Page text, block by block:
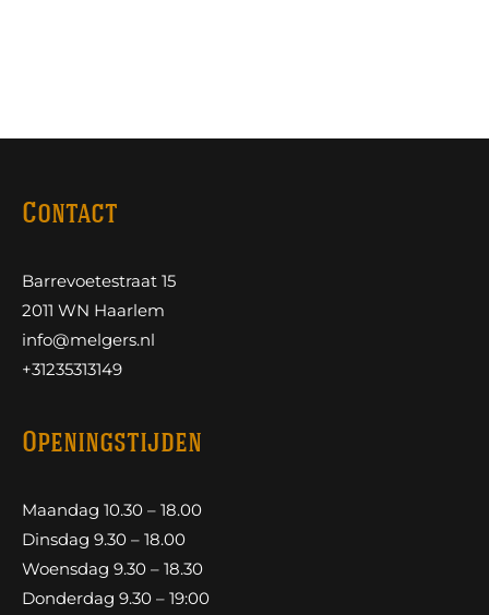
Contact
Barrevoetestraat 15
2011 WN Haarlem
info@melgers.nl
+31235313149
Openingstijden
Maandag 10.30 – 18.00
Dinsdag 9.30 – 18.00
Woensdag 9.30 – 18.30
Donderdag 9.30 – 19:00